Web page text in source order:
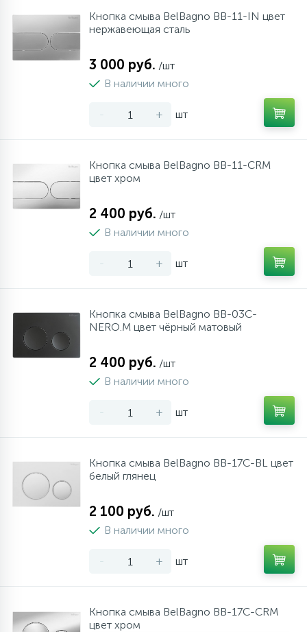
Напольные смесители
10
Душевые системы
Кнопка смыва BelBagno BB-11-IN цвет
нержавеющая сталь
3 000 руб. /шт
В наличии много
- + шт
Кнопка смыва BelBagno BB-11-CRM
цвет хром
2 400 руб. /шт
В наличии много
- + шт
Кнопка смыва BelBagno BB-03C-
NERO.M цвет чёрный матовый
2 400 руб. /шт
В наличии много
- + шт
Кнопка смыва BelBagno BB-17C-BL цвет
белый глянец
2 100 руб. /шт
В наличии много
- + шт
Кнопка смыва BelBagno BB-17C-CRM
цвет хром